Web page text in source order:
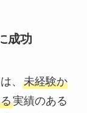
成功
、 未経験か
実績のある